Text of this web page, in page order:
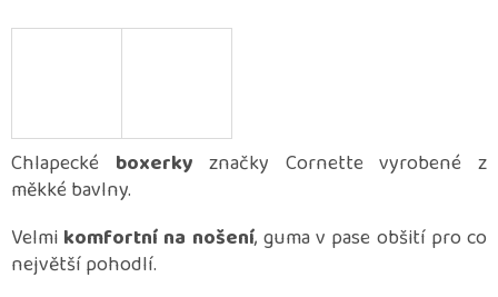
Chlapecké boxerky značky Cornette vyrobené z
měkké bavlny.
Velmi komfortní na nošení, guma v pase obšití pro co
největší pohodlí.